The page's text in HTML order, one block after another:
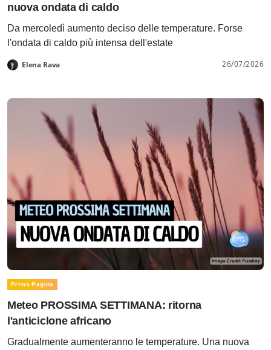
nuova ondata di caldo
Da mercoledì aumento deciso delle temperature. Forse
l'ondata di caldo più intensa dell'estate
Elena Rava 26/07/2026
Prima Pagina
Meteo PROSSIMA SETTIMANA: ritorna
l'anticiclone africano
Gradualmente aumenteranno le temperature. Una nuova